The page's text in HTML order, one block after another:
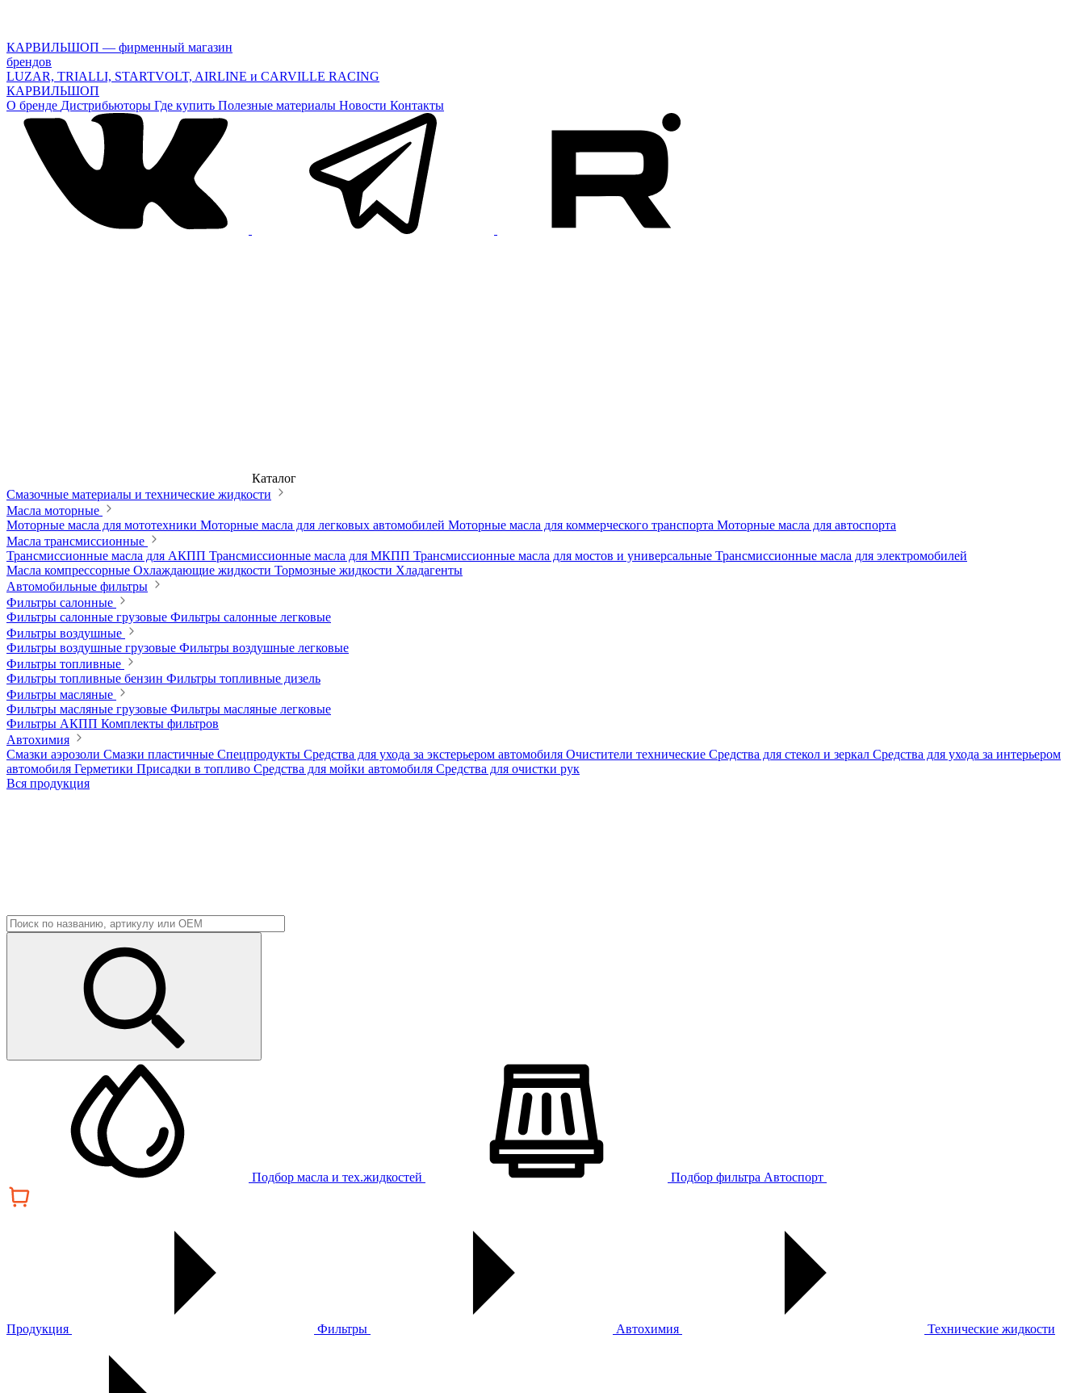
КАРВИЛЬШОП — фирменный магазин
брендов
LUZAR, TRIALLI, STARTVOLT, AIRLINE и CARVILLE RACING
КАРВИЛЬШОП
О бренде Дистрибьюторы Где купить Полезные материалы Новости Контакты
Каталог
Смазочные материалы и технические жидкости
Масла моторные
Моторные масла для мототехники Моторные масла для легковых автомобилей Моторные масла для коммерческого транспорта Моторные масла для автоспорта
Масла трансмиссионные
Трансмиссионные масла для АКПП Трансмиссионные масла для МКПП Трансмиссионные масла для мостов и универсальные Трансмиссионные масла для электромобилей
Масла компрессорные Охлаждающие жидкости Тормозные жидкости Хладагенты
Автомобильные фильтры
Фильтры салонные
Фильтры салонные грузовые Фильтры салонные легковые
Фильтры воздушные
Фильтры воздушные грузовые Фильтры воздушные легковые
Фильтры топливные
Фильтры топливные бензин Фильтры топливные дизель
Фильтры масляные
Фильтры масляные грузовые Фильтры масляные легковые
Фильтры АКПП Комплекты фильтров
Автохимия
Смазки аэрозоли Смазки пластичные Спецпродукты Средства для ухода за экстерьером автомобиля Очистители технические Средства для стекол и зеркал Средства для ухода за интерьером
автомобиля Герметики Присадки в топливо Средства для мойки автомобиля Средства для очистки рук
Вся продукция
Подбор масла и тех.жидкостей Подбор фильтра Автоспорт
Продукция Фильтры Автохимия Технические жидкости